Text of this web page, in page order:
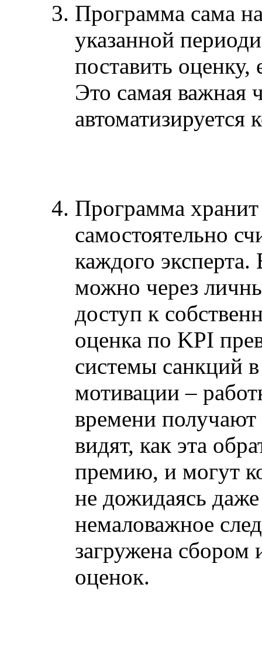
Программа сама
указанной
поставить оценку,
Это самая важная
автоматизируется
Программа
самостоятельно
каждого
можно через
доступ к
оценка по KPI
системы санкций
мотивации –
времени получают
видят, как эта
премию, и могут
не дожидаясь
немаловажное
загружена сбором
оценок.